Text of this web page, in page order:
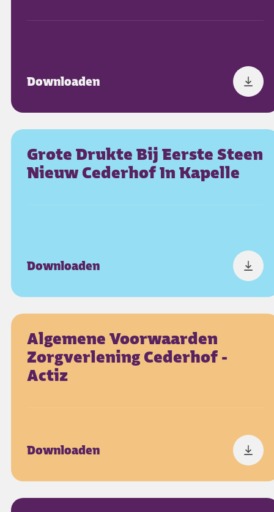
Downloaden
Grote Drukte Bij Eerste Steen
Nieuw Cederhof In Kapelle
Downloaden
Algemene Voorwaarden
Zorgverlening Cederhof -
Actiz
Downloaden